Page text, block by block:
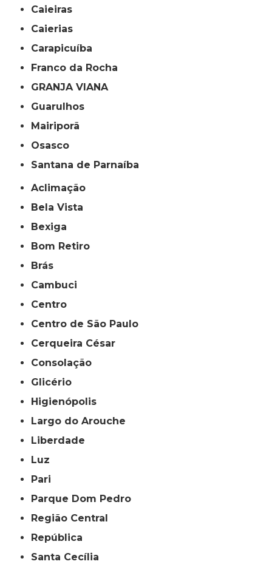
Caieiras
Caierias
Carapicuíba
Franco da Rocha
GRANJA VIANA
Guarulhos
Mairiporã
Osasco
Santana de Parnaíba
Aclimação
Bela Vista
Bexiga
Bom Retiro
Brás
Cambuci
Centro
Centro de São Paulo
Cerqueira César
Consolação
Glicério
Higienópolis
Largo do Arouche
Liberdade
Luz
Pari
Parque Dom Pedro
Região Central
República
Santa Cecília